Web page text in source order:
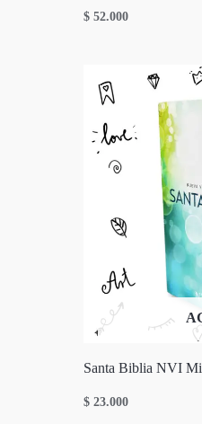
$ 52.000
Santa Biblia NVI
$ 23.000